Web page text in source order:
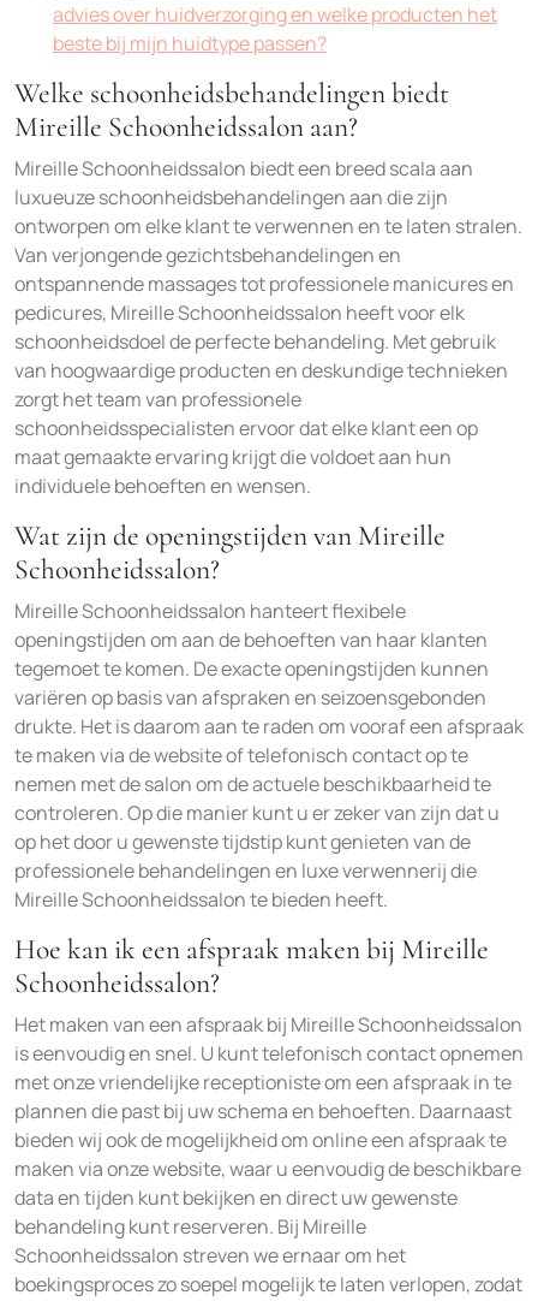
advies over huidverzorging en welke producten het
beste bij mijn huidtype passen?
Welke schoonheidsbehandelingen biedt
Mireille Schoonheidssalon aan?
Mireille Schoonheidssalon biedt een breed scala aan
luxueuze schoonheidsbehandelingen aan die zijn
ontworpen om elke klant te verwennen en te laten stralen.
Van verjongende gezichtsbehandelingen en
ontspannende massages tot professionele manicures en
pedicures, Mireille Schoonheidssalon heeft voor elk
schoonheidsdoel de perfecte behandeling. Met gebruik
van hoogwaardige producten en deskundige technieken
zorgt het team van professionele
schoonheidsspecialisten ervoor dat elke klant een op
maat gemaakte ervaring krijgt die voldoet aan hun
individuele behoeften en wensen.
Wat zijn de openingstijden van Mireille
Schoonheidssalon?
Mireille Schoonheidssalon hanteert flexibele
openingstijden om aan de behoeften van haar klanten
tegemoet te komen. De exacte openingstijden kunnen
variëren op basis van afspraken en seizoensgebonden
drukte. Het is daarom aan te raden om vooraf een afspraak
te maken via de website of telefonisch contact op te
nemen met de salon om de actuele beschikbaarheid te
controleren. Op die manier kunt u er zeker van zijn dat u
op het door u gewenste tijdstip kunt genieten van de
professionele behandelingen en luxe verwennerij die
Mireille Schoonheidssalon te bieden heeft.
Hoe kan ik een afspraak maken bij Mireille
Schoonheidssalon?
Het maken van een afspraak bij Mireille Schoonheidssalon
is eenvoudig en snel. U kunt telefonisch contact opnemen
met onze vriendelijke receptioniste om een afspraak in te
plannen die past bij uw schema en behoeften. Daarnaast
bieden wij ook de mogelijkheid om online een afspraak te
maken via onze website, waar u eenvoudig de beschikbare
data en tijden kunt bekijken en direct uw gewenste
behandeling kunt reserveren. Bij Mireille
Schoonheidssalon streven we ernaar om het
boekingsproces zo soepel mogelijk te laten verlopen, zodat